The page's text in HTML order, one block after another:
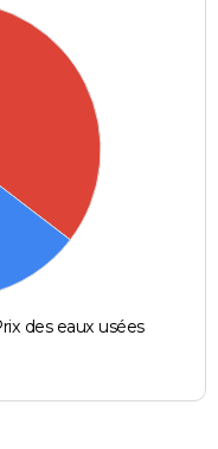
des eaux usées